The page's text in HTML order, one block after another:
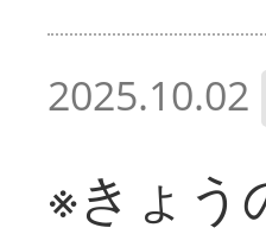
2025.10.02
※きょ